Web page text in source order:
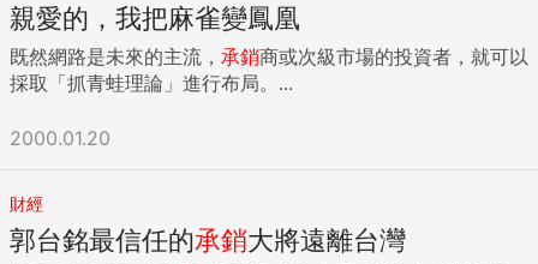
親愛的，我把麻雀變鳳凰
既然網路是未來的主流， 承銷商或次級市場的投資者，就可以
採取「抓青蛙理論」進行布局。...
2000.01.20
財經
郭台銘最信任的承銷大將遠離台灣